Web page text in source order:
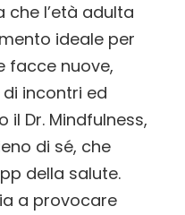
che l’età adulta
ideale per
facce nuove,
incontri ed
il Dr. Mindfulness,
di sé, che
della salute.
a provocare